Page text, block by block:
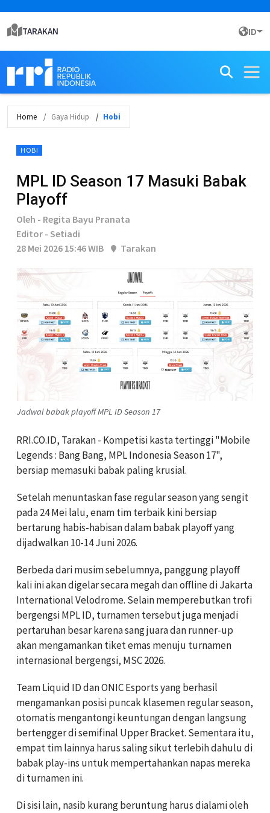
TARAKAN ID
Home Gaya Hidup Hobi
HOBI
MPL ID Season 17 Masuki Babak
Playoff
Oleh - Regita Bayu Pranata
Editor - Setiadi
28 Mei 2026 15:46 WIB
Tarakan
Jadwal babak playoff MPL ID Season 17
RRI.CO.ID, Tarakan - Kompetisi kasta tertinggi "Mobile
Legends : Bang Bang, MPL Indonesia Season 17",
bersiap memasuki babak paling krusial.
Setelah menuntaskan fase regular season yang sengit
pada 24 Mei lalu, enam tim terbaik kini bersiap
bertarung habis-habisan dalam babak playoff yang
dijadwalkan 10-14 Juni 2026.
Berbeda dari musim sebelumnya, panggung playoff
kali ini akan digelar secara megah dan offline di Jakarta
International Velodrome. Selain memperebutkan trofi
bergengsi MPL ID, turnamen tersebut juga menjadi
pertaruhan besar karena sang juara dan runner-up
akan mengamankan tiket emas menuju turnamen
internasional bergengsi, MSC 2026.
Team Liquid ID dan ONIC Esports yang berhasil
mengamankan posisi puncak klasemen regular season,
otomatis mengantongi keuntungan dengan langsung
bertengger di semifinal Upper Bracket. Sementara itu,
empat tim lainnya harus saling sikut terlebih dahulu di
babak play-ins untuk mempertahankan napas mereka
di turnamen ini.
Di sisi lain, nasib kurang beruntung harus dialami oleh